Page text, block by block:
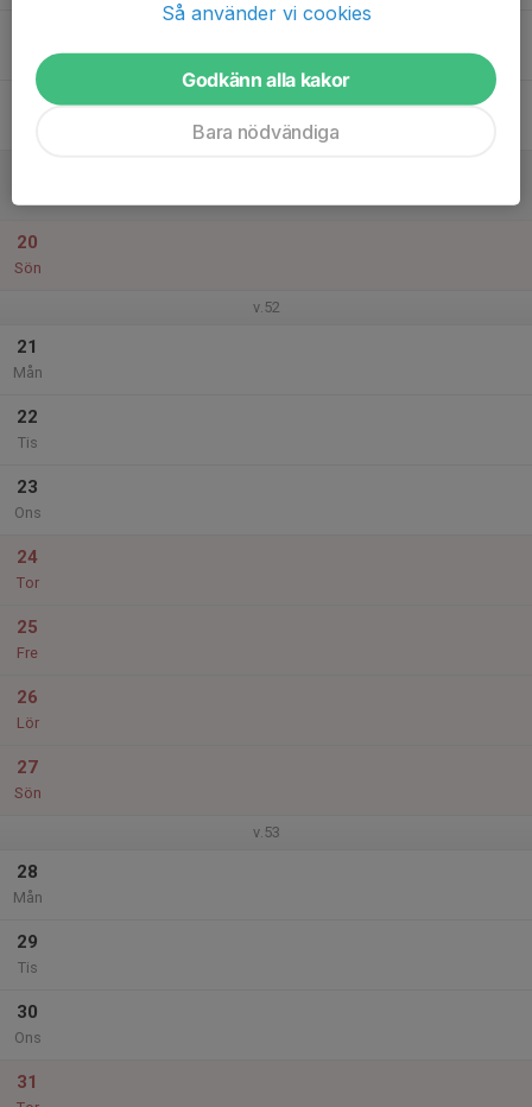
20
Sön
v.52
21
Mån
22
Tis
23
Ons
24
Tor
25
Fre
26
Lör
27
Sön
v.53
28
Mån
29
Tis
30
Ons
31
Så använder vi cookies
Godkänn alla kakor
Bara nödvändiga